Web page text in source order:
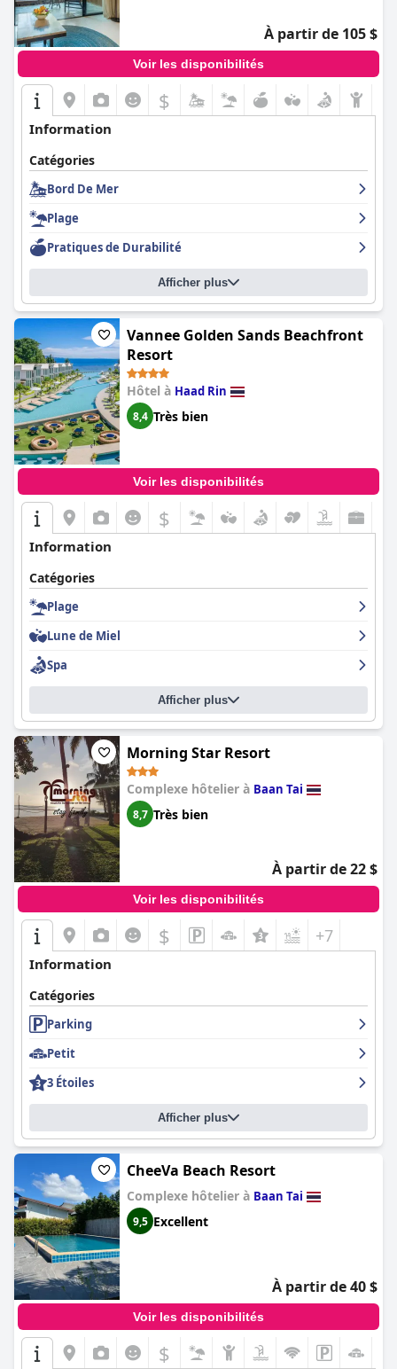
À partir de 105 $
Voir les disponibilités
$
Information
Catégories
Bord De Mer
Plage
Pratiques de Durabilité
Afficher plus
Vannee Golden Sands Beachfront
Resort
Hôtel à Haad Rin
8,4 Très bien
Voir les disponibilités
$
Information
Catégories
Plage
Lune de Miel
Spa
Afficher plus
Morning Star Resort
Complexe hôtelier à Baan Tai
8,7 Très bien
À partir de 22 $
Voir les disponibilités
$ +7
Information
Catégories
Parking
Petit
3 Étoiles
Afficher plus
CheeVa Beach Resort
Complexe hôtelier à Baan Tai
9,5 Excellent
À partir de 40 $
Voir les disponibilités
$